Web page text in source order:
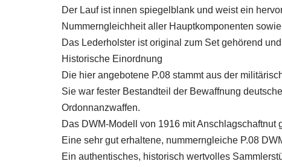
Der Lauf ist innen spiegelblank und weist ein
Nummerngleichheit aller Hauptkomponenten
Das Lederholster ist original zum Set gehörend
Historische Einordnung
Die hier angebotene P.08 stammt aus der
Sie war fester Bestandteil der Bewaffnung
Ordonnanzwaffen.
Das DWM-Modell von 1916 mit
Eine sehr gut erhaltene, nummerngleiche P.08
Ein authentisches, historisch wertvolles